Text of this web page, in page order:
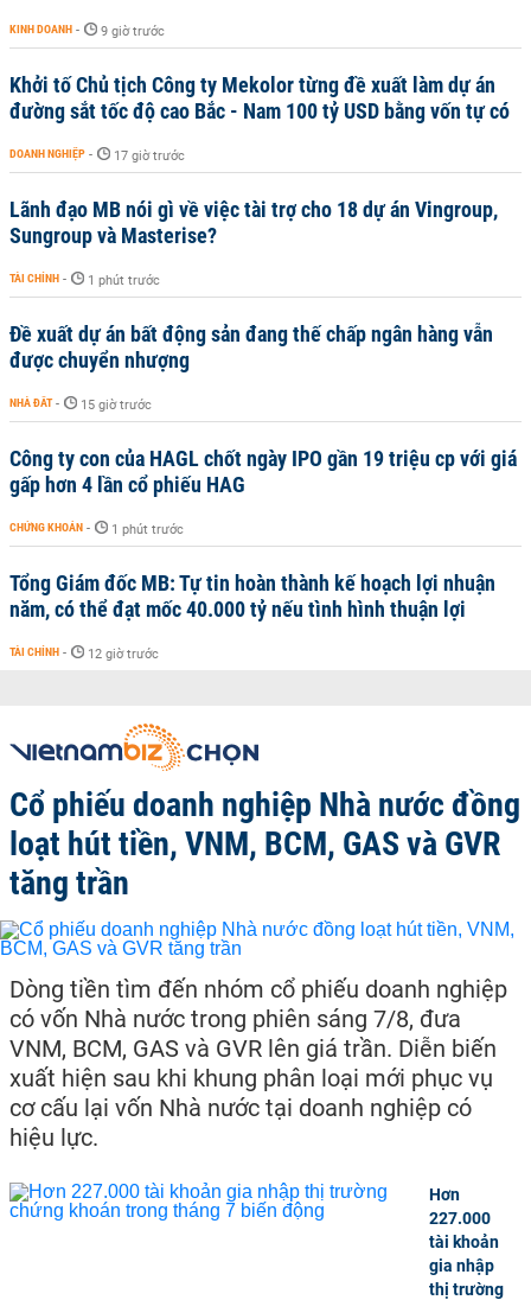
KINH DOANH - 9 giờ trước
Khởi tố Chủ tịch Công ty Mekolor từng đề xuất làm dự án
đường sắt tốc độ cao Bắc - Nam 100 tỷ USD bằng vốn tự có
DOANH NGHIỆP - 17 giờ trước
Lãnh đạo MB nói gì về việc tài trợ cho 18 dự án Vingroup,
Sungroup và Masterise?
TÀI CHÍNH - 1 phút trước
Đề xuất dự án bất động sản đang thế chấp ngân hàng vẫn
được chuyển nhượng
NHÀ ĐẤT - 15 giờ trước
Công ty con của HAGL chốt ngày IPO gần 19 triệu cp với giá
gấp hơn 4 lần cổ phiếu HAG
CHỨNG KHOÁN - 1 phút trước
Tổng Giám đốc MB: Tự tin hoàn thành kế hoạch lợi nhuận
năm, có thể đạt mốc 40.000 tỷ nếu tình hình thuận lợi
TÀI CHÍNH - 12 giờ trước
Cổ phiếu doanh nghiệp Nhà nước đồng
loạt hút tiền, VNM, BCM, GAS và GVR
tăng trần
Dòng tiền tìm đến nhóm cổ phiếu doanh nghiệp
có vốn Nhà nước trong phiên sáng 7/8, đưa
VNM, BCM, GAS và GVR lên giá trần. Diễn biến
xuất hiện sau khi khung phân loại mới phục vụ
cơ cấu lại vốn Nhà nước tại doanh nghiệp có
hiệu lực.
Hơn
227.000
tài khoản
gia nhập
thị trường